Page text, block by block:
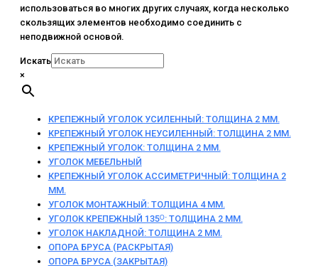
использоваться во многих других случаях, когда несколько
скользящих элементов необходимо соединить с
неподвижной основой.
Искать
×
КРЕПЕЖНЫЙ УГОЛОК УСИЛЕННЫЙ: ТОЛЩИНА 2 ММ.
КРЕПЕЖНЫЙ УГОЛОК НЕУСИЛЕННЫЙ: ТОЛЩИНА 2 ММ.
КРЕПЕЖНЫЙ УГОЛОК: ТОЛЩИНА 2 ММ.
УГОЛОК МЕБЕЛЬНЫЙ
КРЕПЕЖНЫЙ УГОЛОК АССИМЕТРИЧНЫЙ: ТОЛЩИНА 2
ММ.
УГОЛОК МОНТАЖНЫЙ: ТОЛЩИНА 4 ММ.
УГОЛОК КРЕПЕЖНЫЙ 135ᴼ: ТОЛЩИНА 2 ММ.
УГОЛОК НАКЛАДНОЙ: ТОЛЩИНА 2 ММ.
ОПОРА БРУСА (РАСКРЫТАЯ)
ОПОРА БРУСА (ЗАКРЫТАЯ)